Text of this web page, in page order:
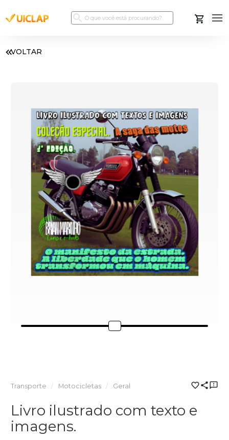
VOLTAR
Transporte Motocicletas Geral
Livro ilustrado com texto e
imagens.